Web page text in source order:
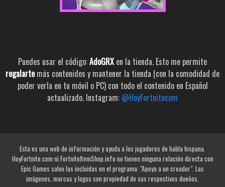
Puedes usar el código:AdoGRX en la tienda. Esto me permite
regalartemás contenidos y mantener la tienda (con la comodidad de
poder verla en tu móvil o PC) con todo el contenido en Español
actualizado. Instagram: @HoyFortnitecom
Esta es una web de información y ayuda a los jugadores de habla hispana.
HoyFortnite.com ni FortniteItemShop.info no tienen ninguna relación directa con
Epic Games salvo las incluidas en el programa: "Apoya a un creador". Las
imágenes, marcas y logos son propiedad de sus respectivos dueños.